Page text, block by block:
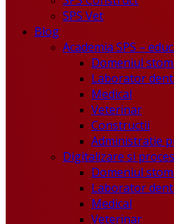
SPS Vet
Blog
Academia SPS –
Domeniul
Laborator
Medical
Veterinar
Constructii
Administratie
Digitalizare si
Domeniul
Laborator
Medical
Veterinar